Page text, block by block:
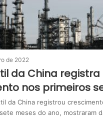
de 2022
da China registra
nos primeiros
da China registrou
meses do ano, mostraram